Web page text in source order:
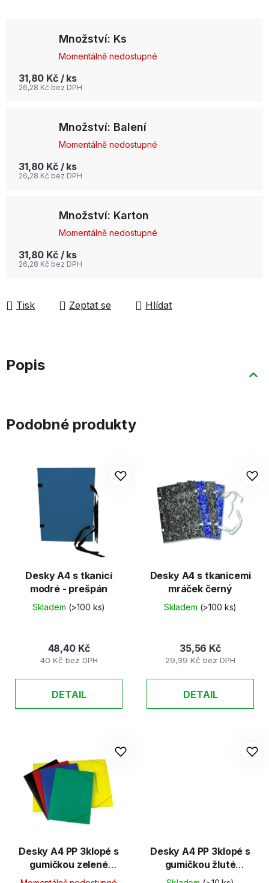
Množství: Ks
Momentálně nedostupné
31,80 Kč / ks
26,28 Kč bez DPH
Množství: Balení
Momentálně nedostupné
31,80 Kč / ks
26,28 Kč bez DPH
Množství: Karton
Momentálně nedostupné
31,80 Kč / ks
26,28 Kč bez DPH
Tisk Zeptat se Hlídat
Popis
Podobné produkty
Desky A4 s tkanicí
modré - prešpán
Skladem (>100 ks)
40 Kč bez DPH
48,40 Kč
DETAIL
Desky A4 s tkanicemi
mráček černý
Skladem (>100 ks)
29,39 Kč bez DPH
35,56 Kč
DETAIL
Desky A4 PP 3klopé s
gumičkou zelené
neprůhledné
Desky A4 PP 3klopé s
gumičkou žluté
neprůhledné